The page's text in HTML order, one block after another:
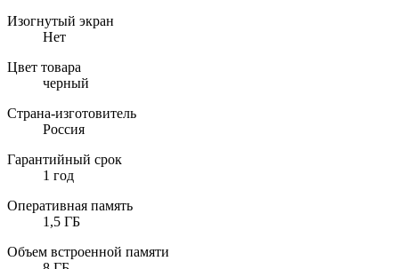
Изогнутый экран
Нет
Цвет товара
черный
Страна-изготовитель
Россия
Гарантийный срок
1 год
Оперативная память
1,5 ГБ
Объем встроенной памяти